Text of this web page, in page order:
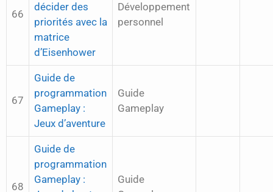
66
décider des
priorités avec la
matrice
d’Eisenhower
Développement
personnel
67
Guide de
programmation
Gameplay :
Jeux d’aventure
Guide
Gameplay
68
Guide de
programmation
Gameplay :
Guide